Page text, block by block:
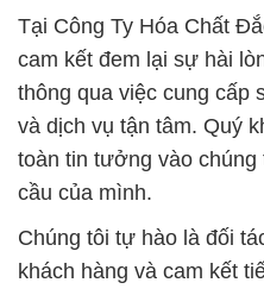
Tại Công Ty Hóa Chất
cam kết đem lại sự hài
thông qua việc cung cấp
và dịch vụ tận tâm. Quý
toàn tin tưởng vào
cầu của mình.
Chúng tôi tự hào là đối
khách hàng và cam kết